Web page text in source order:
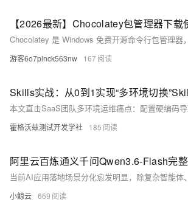
游客6o7plnck563nw 167
霍格沃兹测试开发学社 185
小鲸云 669